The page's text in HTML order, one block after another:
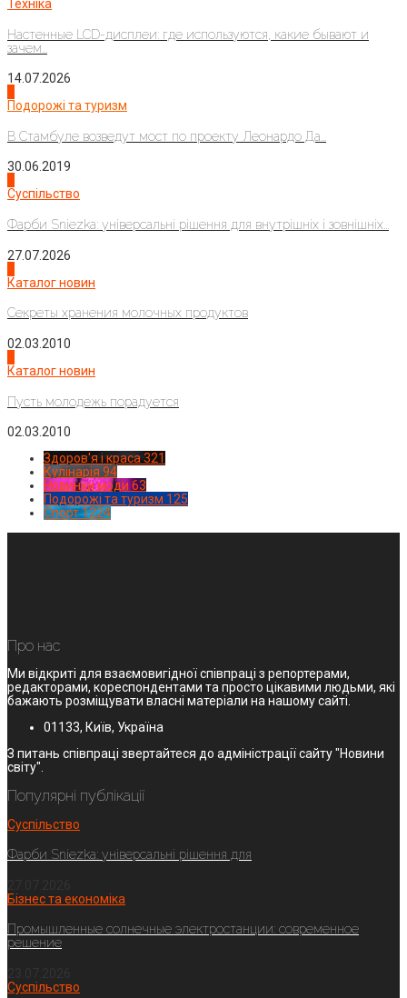
Техніка
Настенные LCD-дисплеи: где используются, какие бывают и
зачем...
14.07.2026
Подорожі та туризм
В Стамбуле возведут мост по проекту Леонардо Да...
30.06.2019
Суспільство
Фарби Sniezka: універсальні рішення для внутрішніх і зовнішніх...
27.07.2026
Каталог новин
Секреты хранения молочных продуктов
02.03.2010
Каталог новин
Пусть молодежь порадуется
02.03.2010
Здоров'я і краса 321
Кулінарія 94
Новинки моди 63
Подорожі та туризм 125
Спорт1224
Про нас
Ми відкриті для взаємовигідної співпраці з репортерами,
редакторами, кореспондентами та просто цікавими людьми, які
бажають розміщувати власні матеріали на нашому сайті.
01133, Київ, Україна
З питань співпраці звертайтеся до адміністрації сайту "Новини
світу".
Популярні публікації
Суспільство
Фарби Sniezka: універсальні рішення для
Бізнес та економіка
Промышленные солнечные электростанции: современное
решение
Суспільство